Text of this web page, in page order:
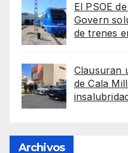
El PSOE
Govern
de trenes
Clausuran
de Cala
Archivos